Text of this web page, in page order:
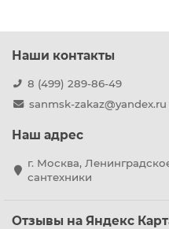
Наши контакты
8 (499) 289-86-49
sanmsk-zakaz@yandex.ru
Наш адрес
г. Москва,
сантехники
Отзывы на Яндекс